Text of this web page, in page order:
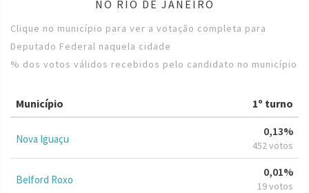
NO RIO DE JANEIRO
Clique no município para ver a votação completa para
Deputado Federal naquela cidade
% dos votos válidos recebidos pelo candidato no município
Município 1º turno
Nova Iguaçu
0,13%
452 votos
Belford Roxo
0,01%
19 votos